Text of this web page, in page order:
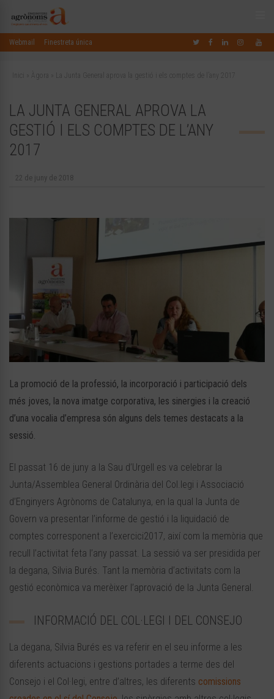
Webmail Finestreta única
Inici Àgora La Junta General aprova la gestió i els comptes de l’any 2017
LA JUNTA GENERAL APROVA LA
GESTIÓ I ELS COMPTES DE L’ANY
2017
22 de juny de 2018
La promoció de la professió, la incorporació i participació dels
més joves, la nova imatge corporativa, les sinergies i la creació
d’una vocalia d’empresa són alguns dels temes destacats a la
sessió.
El passat 16 de juny a la Sau d’Urgell es va celebrar la
Junta/Assemblea General Ordinària del Col.legi i Associació
d’Enginyers Agrònoms de Catalunya, en la qual la Junta de
Govern va presentar l’informe de gestió i la liquidació de
comptes corresponent a l’exercici2017, així com la memòria que
recull l’activitat feta l’any passat. La sessió va ser presidida per
la degana, Silvia Burés. Tant la memòria d’activitats com la
gestió econòmica va merèixer l’aprovació de la Junta General.
INFORMACIÓ DEL COL·LEGI I DEL CONSEJO
La degana, Silvia Burés es va referir en el seu informe a les
diferents actuacions i gestions portades a terme des del
Consejo i el Col·legi, entre d’altres, les diferents comissions